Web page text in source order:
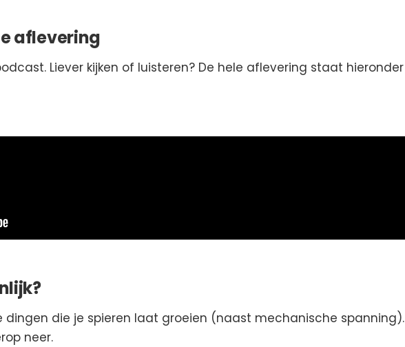
aflevering
Liever kijken of luisteren? De hele aflevering staat hieronder
dingen die je spieren laat groeien (naast mechanische spanning).
neer.